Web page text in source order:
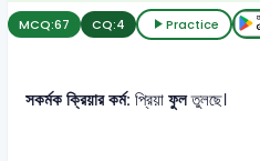
MCQ:67 CQ:4 Practice
সকর্মক ক্রিয়ার কর্ম: প্রিয়াফুলতুলছে।